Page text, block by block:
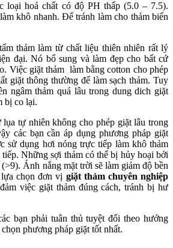
loại hoá chất có độ PH thấp (5.0 – 7.5).
khô nhanh. Để tránh làm cho thảm biến
thảm làm từ chất liệu thiên nhiên rất lý
đại. Nó bổ sung và làm đẹp cho bất cứ
Việc giặt thảm làm bằng cotton cho phép
giặt thông thường để làm sạch thảm. Tuy
ngâm thảm quá lâu trong dung dich giặt
bị co lại.
tự nhiên không cho phép giặt lâu trong
các bạn cần áp dụng phương pháp giặt
sử dụng hơi nóng trực tiếp làm khô thảm
Những sợi thảm có thể bị hủy hoại bởi
Ánh nắng mặt trời sẽ làm giảm độ bền
chọn đơn vị giặt thảm chuyên nghiệp
việc giặt thảm đúng cách, tránh bị hư
bạn phải tuân thủ tuyệt đối theo hướng
phương pháp giặt tốt nhất.